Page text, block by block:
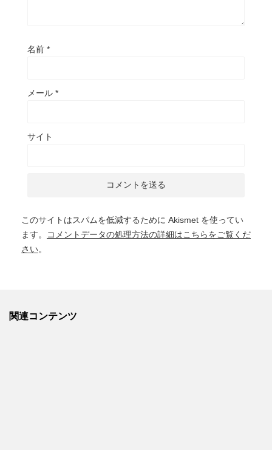
名前 *
メール *
サイト
このサイトはスパムを低減するために Akismet を使ってい
ます。
コメントデータの処理方法の詳細はこちらをご覧くだ
さい。
関連コンテンツ